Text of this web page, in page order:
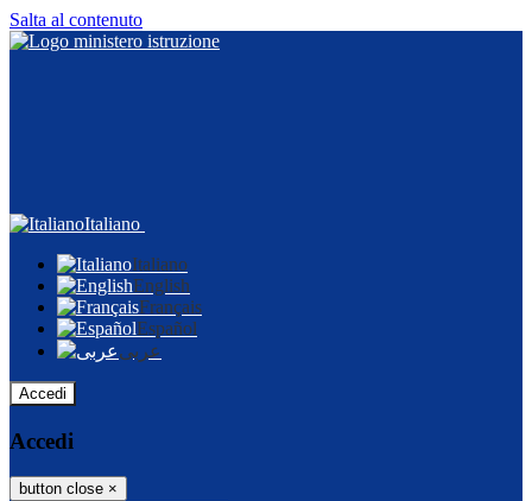
Salta al contenuto
Italiano
Italiano
English
Français
Español
عربى
Accedi
Accedi
button close ×